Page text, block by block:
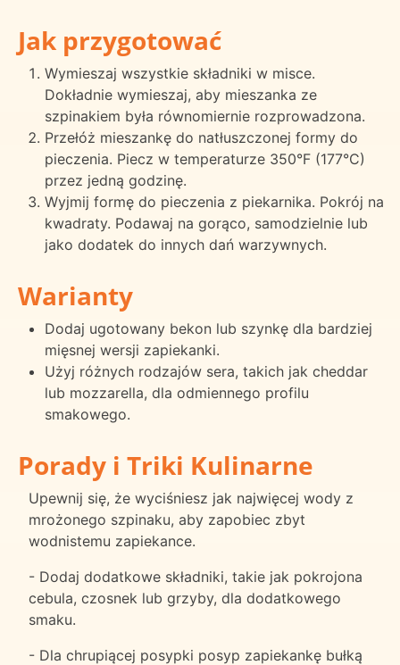
Jak przygotować
Wymieszaj wszystkie składniki w misce.
Dokładnie wymieszaj, aby mieszanka ze
szpinakiem była równomiernie rozprowadzona.
Przełóż mieszankę do natłuszczonej formy do
pieczenia. Piecz w temperaturze 350°F (177°C)
przez jedną godzinę.
Wyjmij formę do pieczenia z piekarnika. Pokrój na
kwadraty. Podawaj na gorąco, samodzielnie lub
jako dodatek do innych dań warzywnych.
Warianty
Dodaj ugotowany bekon lub szynkę dla bardziej
mięsnej wersji zapiekanki.
Użyj różnych rodzajów sera, takich jak cheddar
lub mozzarella, dla odmiennego profilu
smakowego.
Porady i Triki Kulinarne
Upewnij się, że wyciśniesz jak najwięcej wody z
mrożonego szpinaku, aby zapobiec zbyt
wodnistemu zapiekance.
- Dodaj dodatkowe składniki, takie jak pokrojona
cebula, czosnek lub grzyby, dla dodatkowego
smaku.
- Dla chrupiącej posypki posyp zapiekankę bułką